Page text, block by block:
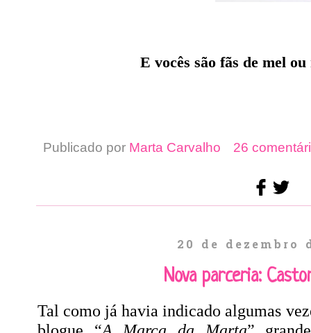
E vocês são fãs de mel
Publicado por Marta Carvalho 26
20 de dezembro
Nova parceria:
Tal como já havia indicado algumas